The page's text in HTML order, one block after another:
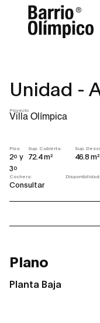
Unidad -
Proyecto
Villa Olímpica
Piso:
2º y
3º
Sup. Cubierta:
72.4 m²
Sup.
46.8 m²
Cochera:
Consultar
Disponibilidad:
Plano
Planta Baja